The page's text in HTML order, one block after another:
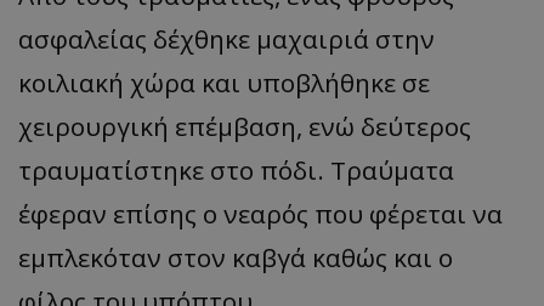
ασφαλείας δέχθηκε μαχαιριά στην
κοιλιακή χώρα και υποβλήθηκε σε
χειρουργική επέμβαση, ενώ δεύτερος
τραυματίστηκε στο πόδι. Τραύματα
έφεραν επίσης ο νεαρός που φέρεται να
εμπλεκόταν στον καβγά καθώς και ο